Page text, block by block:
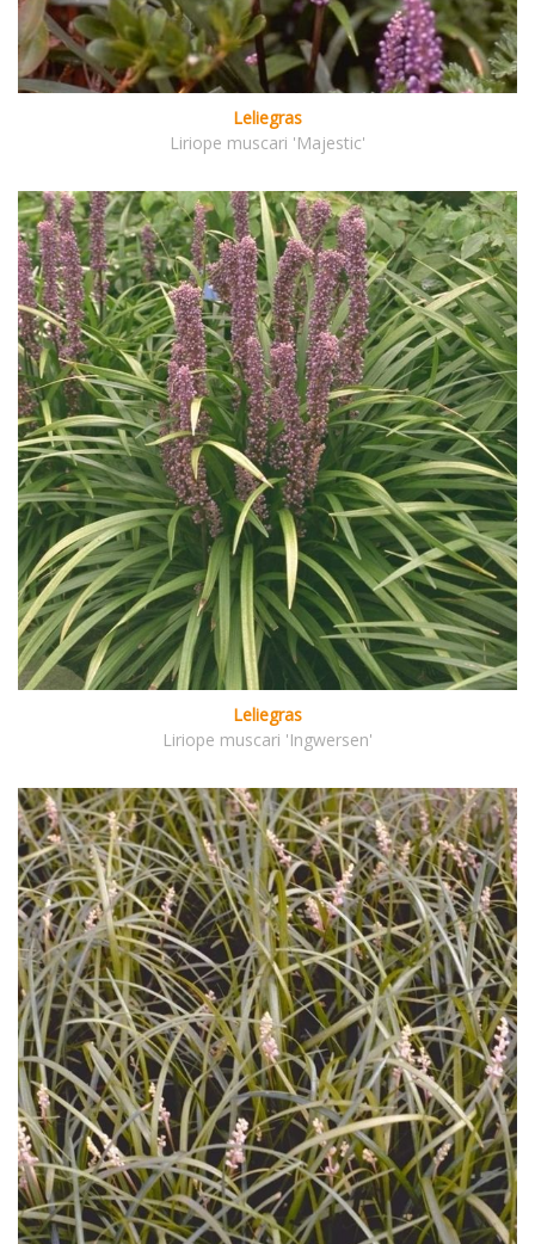
Leliegras
Liriope muscari 'Majestic'
Leliegras
Liriope muscari 'Ingwersen'